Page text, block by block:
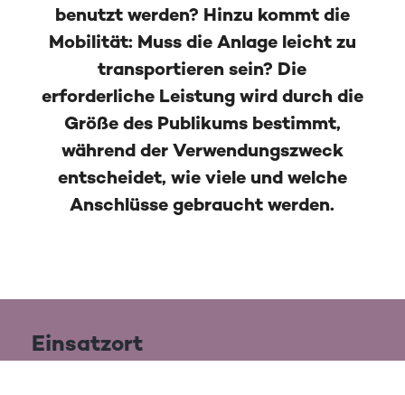
benutzt werden? Hinzu kommt die
Mobilität: Muss die Anlage leicht zu
transportieren sein? Die
erforderliche Leistung wird durch die
Größe des Publikums bestimmt,
während der Verwendungszweck
entscheidet, wie viele und welche
Anschlüsse gebraucht werden.
Einsatzort